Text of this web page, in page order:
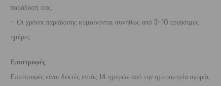
παράδοσή σας.
– Οι χρόνοι παράδοσης κυμαίνονται συνήθως από 3-10 εργάσιμες
ημέρες.
Επιστροφές
Επιστροφές είναι δεκτές εντός 14 ημερών από την ημερομηνία αγοράς